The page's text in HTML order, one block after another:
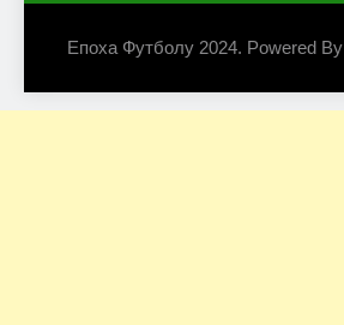
Епоха Футболу 2024. Powered By